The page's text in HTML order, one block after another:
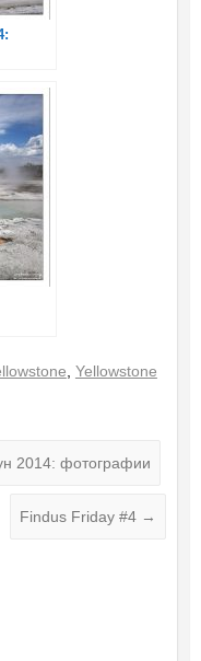
Yellowstone
2014: фотографии
Findus Friday #4 →